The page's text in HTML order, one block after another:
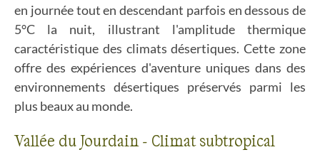
en journée tout en descendant parfois en dessous de
5°C la nuit, illustrant l'amplitude thermique
caractéristique des climats désertiques. Cette zone
offre des expériences d'aventure uniques dans des
environnements désertiques préservés parmi les
plus beaux au monde.
Vallée du Jourdain - Climat subtropical